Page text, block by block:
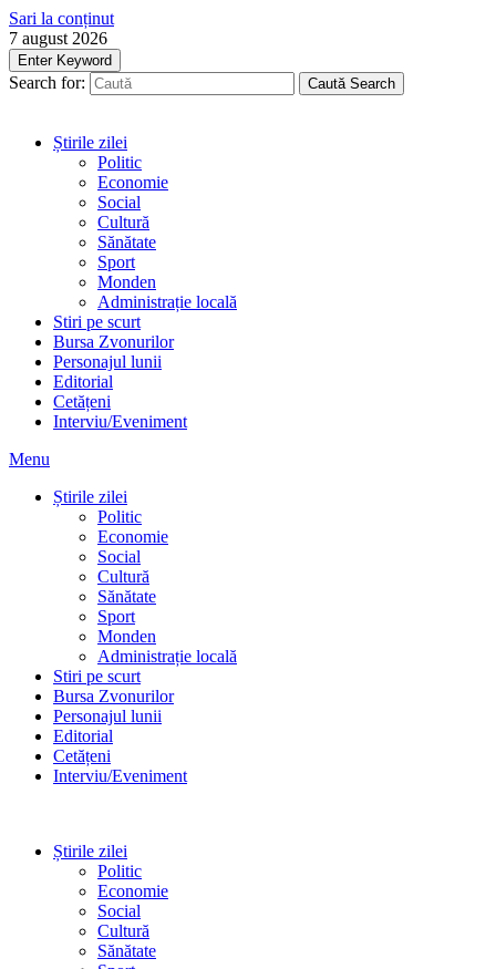
Sari la conținut
7 august 2026
Enter Keyword
Search for: Caută Search
Știrile zilei
Politic
Economie
Social
Cultură
Sănătate
Sport
Monden
Administrație locală
Stiri pe scurt
Bursa Zvonurilor
Personajul lunii
Editorial
Cetățeni
Interviu/Eveniment
Menu
Știrile zilei
Politic
Economie
Social
Cultură
Sănătate
Sport
Monden
Administrație locală
Stiri pe scurt
Bursa Zvonurilor
Personajul lunii
Editorial
Cetățeni
Interviu/Eveniment
Știrile zilei
Politic
Economie
Social
Cultură
Sănătate